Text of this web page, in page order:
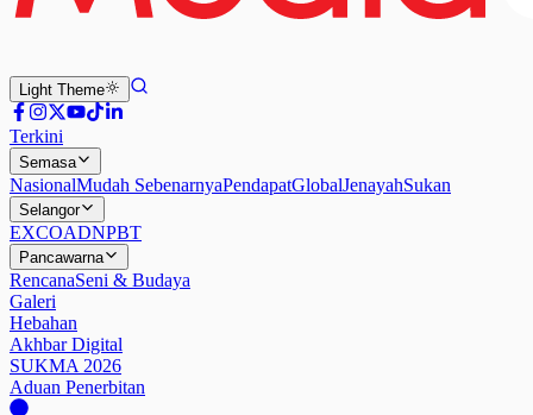
Light Theme
Terkini
Semasa
NasionalMudah SebenarnyaPendapatGlobalJenayahSukan
Selangor
EXCOADNPBT
Pancawarna
RencanaSeni & Budaya
Galeri
Hebahan
Akhbar Digital
SUKMA 2026
Aduan Penerbitan